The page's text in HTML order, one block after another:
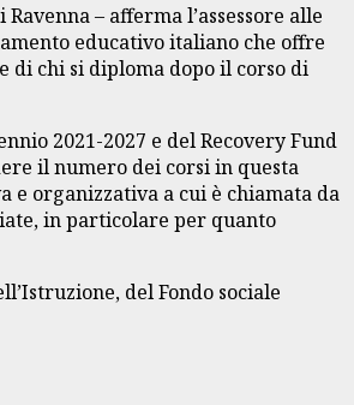
– afferma l’assessore alle
educativo italiano che offre
di chi si diploma dopo il corso di
2021-2027 e del Recovery Fund
il numero dei corsi in questa
e organizzativa a cui è chiamata da
in particolare per quanto
del Fondo sociale